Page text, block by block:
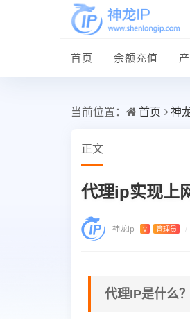
首页 余额充值
当前位置： 首页 神
正文
代理ip实现上
神龙ip V 管理员 /
代理IP是什么